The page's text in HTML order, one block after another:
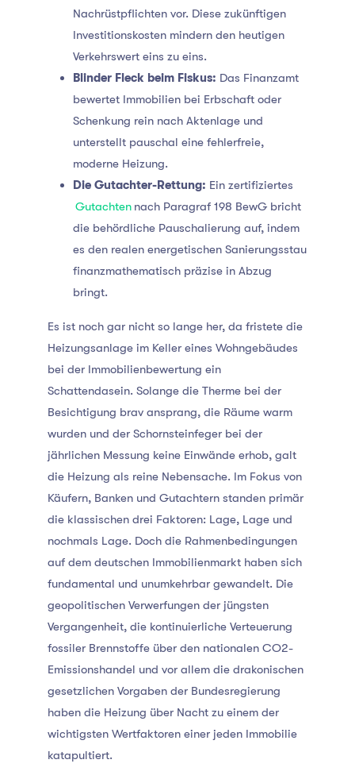
Nachrüstpflichten vor. Diese zukünftigen
Investitionskosten mindern den heutigen
Verkehrswert eins zu eins.
Blinder Fleck beim Fiskus: Das Finanzamt
bewertet Immobilien bei Erbschaft oder
Schenkung rein nach Aktenlage und
unterstellt pauschal eine fehlerfreie,
moderne Heizung.
Die Gutachter-Rettung: Ein zertifiziertes
Gutachten nach Paragraf 198 BewG bricht
die behördliche Pauschalierung auf, indem
es den realen energetischen Sanierungsstau
finanzmathematisch präzise in Abzug
bringt.
Es ist noch gar nicht so lange her, da fristete die
Heizungsanlage im Keller eines Wohngebäudes
bei der Immobilienbewertung ein
Schattendasein. Solange die Therme bei der
Besichtigung brav ansprang, die Räume warm
wurden und der Schornsteinfeger bei der
jährlichen Messung keine Einwände erhob, galt
die Heizung als reine Nebensache. Im Fokus von
Käufern, Banken und Gutachtern standen primär
die klassischen drei Faktoren: Lage, Lage und
nochmals Lage. Doch die Rahmenbedingungen
auf dem deutschen Immobilienmarkt haben sich
fundamental und unumkehrbar gewandelt. Die
geopolitischen Verwerfungen der jüngsten
Vergangenheit, die kontinuierliche Verteuerung
fossiler Brennstoffe über den nationalen CO2-
Emissionshandel und vor allem die drakonischen
gesetzlichen Vorgaben der Bundesregierung
haben die Heizung über Nacht zu einem der
wichtigsten Wertfaktoren einer jeden Immobilie
katapultiert.